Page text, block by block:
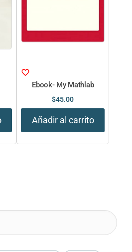
Ebook- My Mathlab
$45.00
Añadir al carrito